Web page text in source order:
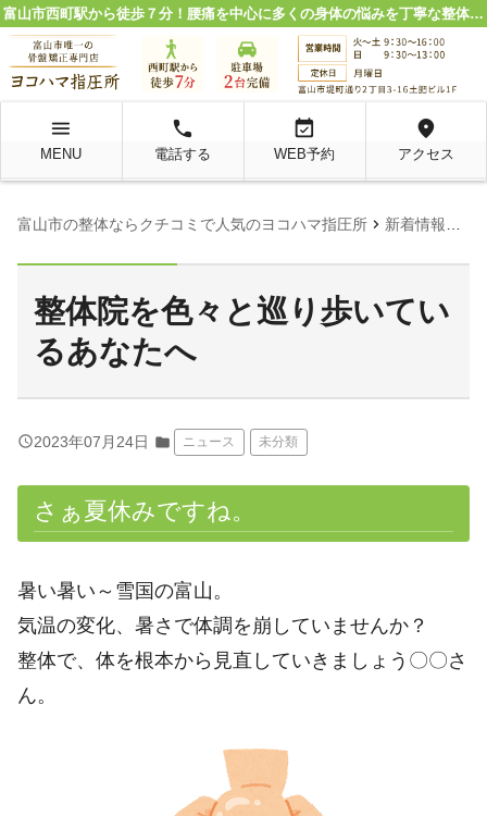
富山市西町駅から徒歩７分！腰痛を中心に多くの身体の悩みを丁寧な整体施術で解決。
menu
MENU
local_phone
電話する
event_available
WEB予約
location_on
アクセス
富山市の整体ならクチコミで人気のヨコハマ指圧所 chevron_right 新着情報
整体院を色々と巡り歩いてい
るあなたへ
query_builder2023年07月24日 folder ニュース 未分類
さぁ夏休みですね。
暑い暑い～雪国の富山。
気温の変化、暑さで体調を崩していませんか？
整体で、体を根本から見直していきましょう〇〇さ
ん。